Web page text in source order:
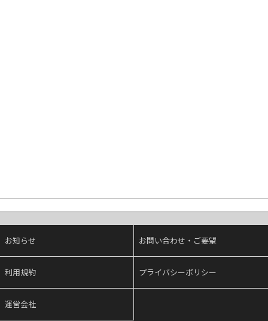
お知らせ お問い合わせ・ご要望
利用規約 プライバシーポリシー
運営会社